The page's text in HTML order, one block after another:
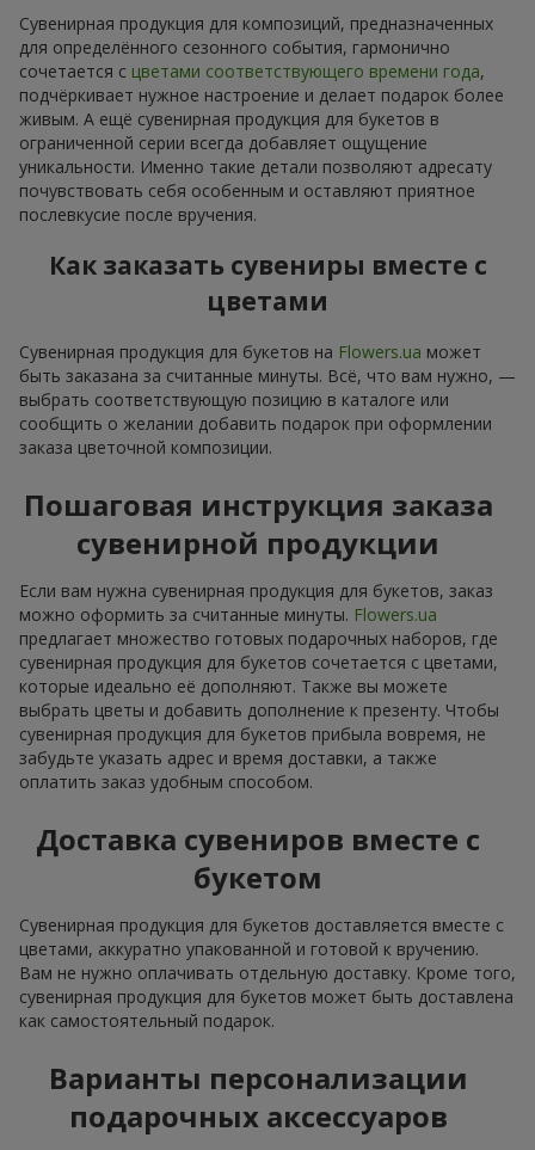
Сувенирная продукция для композиций, предназначенных
для определённого сезонного события, гармонично
сочетается с цветами соответствующего времени года,
подчёркивает нужное настроение и делает подарок более
живым. А ещё сувенирная продукция для букетов в
ограниченной серии всегда добавляет ощущение
уникальности. Именно такие детали позволяют адресату
почувствовать себя особенным и оставляют приятное
послевкусие после вручения.
Как заказать сувениры вместе с
цветами
Сувенирная продукция для букетов на Flowers.ua может
быть заказана за считанные минуты. Всё, что вам нужно, —
выбрать соответствующую позицию в каталоге или
сообщить о желании добавить подарок при оформлении
заказа цветочной композиции.
Пошаговая инструкция заказа
сувенирной продукции
Если вам нужна сувенирная продукция для букетов, заказ
можно оформить за считанные минуты. Flowers.ua
предлагает множество готовых подарочных наборов, где
сувенирная продукция для букетов сочетается с цветами,
которые идеально её дополняют. Также вы можете
выбрать цветы и добавить дополнение к презенту. Чтобы
сувенирная продукция для букетов прибыла вовремя, не
забудьте указать адрес и время доставки, а также
оплатить заказ удобным способом.
Доставка сувениров вместе с
букетом
Сувенирная продукция для букетов доставляется вместе с
цветами, аккуратно упакованной и готовой к вручению.
Вам не нужно оплачивать отдельную доставку. Кроме того,
сувенирная продукция для букетов может быть доставлена
как самостоятельный подарок.
Варианты персонализации
подарочных аксессуаров